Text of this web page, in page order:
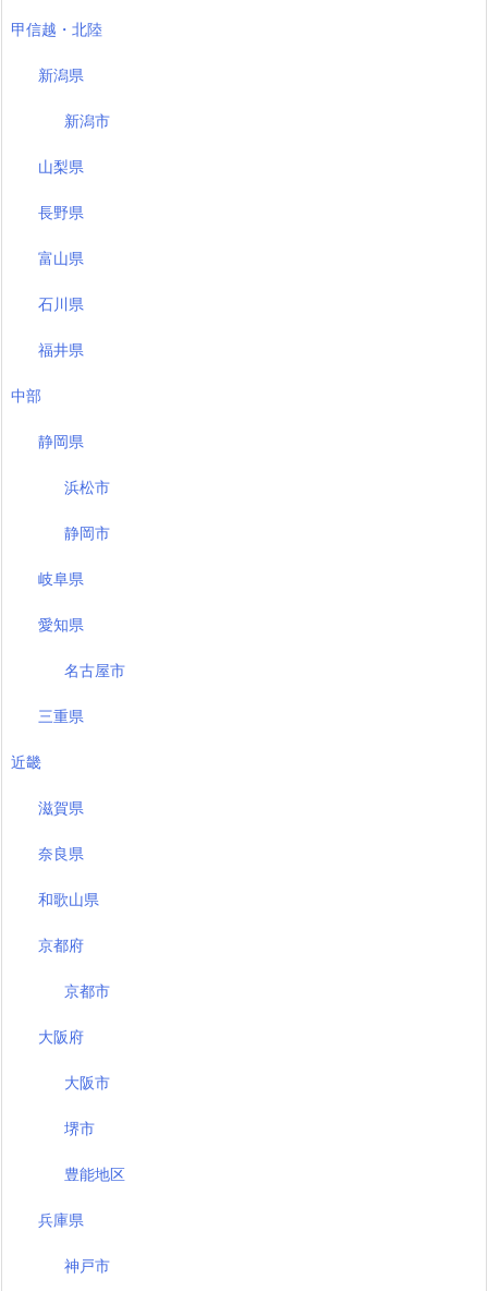
甲信越・北陸
新潟県
新潟市
山梨県
長野県
富山県
石川県
福井県
中部
静岡県
浜松市
静岡市
岐阜県
愛知県
名古屋市
三重県
近畿
滋賀県
奈良県
和歌山県
京都府
京都市
大阪府
大阪市
堺市
豊能地区
兵庫県
神戸市